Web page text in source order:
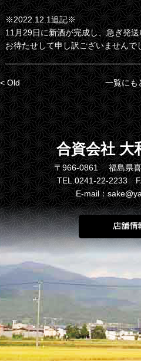
※2022.12.1追記※
11月29日に新酒が完成し、急ぎ発
お待たせして申し訳ございませんで
< Old 一覧にも
合資会社 大
〒966-0861 福島県喜
TEL.0241-22-2233
E-mail：